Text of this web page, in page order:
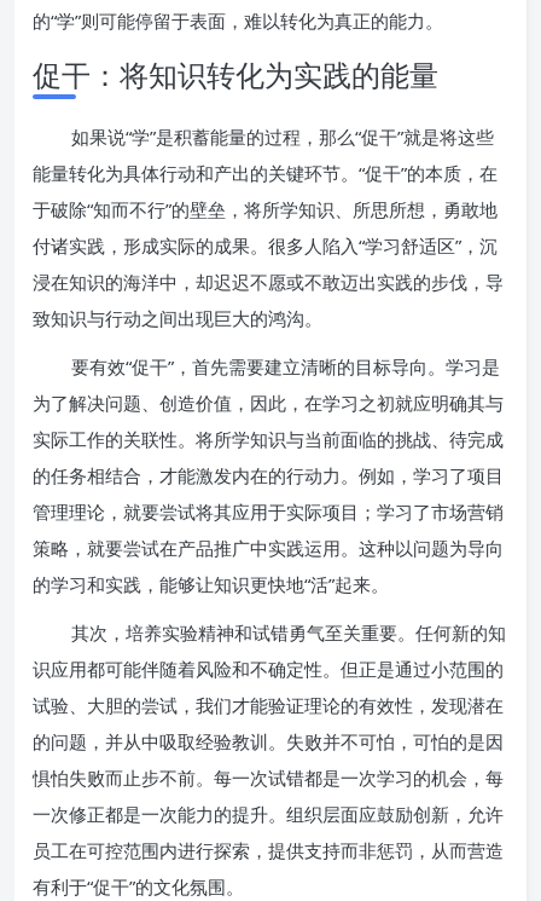
的“学”则可能停留于表面，难以转化为真正的能力。
促干：将知识转化为实践的能量
如果说“学”是积蓄能量的过程，那么“促干”就是将这些
能量转化为具体行动和产出的关键环节。“促干”的本质，在
于破除“知而不行”的壁垒，将所学知识、所思所想，勇敢地
付诸实践，形成实际的成果。很多人陷入“学习舒适区”，沉
浸在知识的海洋中，却迟迟不愿或不敢迈出实践的步伐，导
致知识与行动之间出现巨大的鸿沟。
要有效“促干”，首先需要建立清晰的目标导向。学习是
为了解决问题、创造价值，因此，在学习之初就应明确其与
实际工作的关联性。将所学知识与当前面临的挑战、待完成
的任务相结合，才能激发内在的行动力。例如，学习了项目
管理理论，就要尝试将其应用于实际项目；学习了市场营销
策略，就要尝试在产品推广中实践运用。这种以问题为导向
的学习和实践，能够让知识更快地“活”起来。
其次，培养实验精神和试错勇气至关重要。任何新的知
识应用都可能伴随着风险和不确定性。但正是通过小范围的
试验、大胆的尝试，我们才能验证理论的有效性，发现潜在
的问题，并从中吸取经验教训。失败并不可怕，可怕的是因
惧怕失败而止步不前。每一次试错都是一次学习的机会，每
一次修正都是一次能力的提升。组织层面应鼓励创新，允许
员工在可控范围内进行探索，提供支持而非惩罚，从而营造
有利于“促干”的文化氛围。